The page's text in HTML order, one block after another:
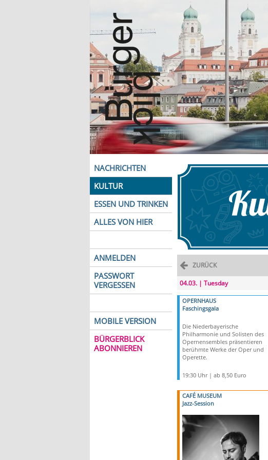
NACHRICHTEN
KULTUR
ESSEN UND TRINKEN
ALLES VON HIER
ANMELDEN
PASSWORT
VERGESSEN
MOBILE VERSION
BÜRGERBLICK
ABONNIEREN
ZURÜCK
04.03. | Tuesday
OPERNHAUS
Faschingsgala
Die Niederbayerische
Philharmonie und Solisten des
Opernensembles präsentieren
berühmte Werke der Oper und
Operette.
19:30 Uhr | ab 8,50 Euro
CAFÉ MUSEUM
Jazz-Session